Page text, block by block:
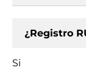
¿Registro
Si